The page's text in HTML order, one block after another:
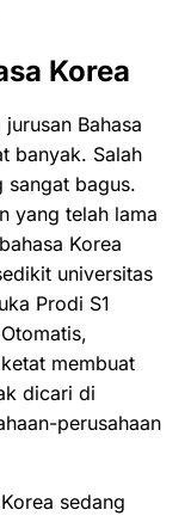
Korea
Bahasa
banyak. Salah
sangat bagus.
yang telah lama
Korea
universitas
Prodi S1
membuat
dicari di
perusahaan
sedang